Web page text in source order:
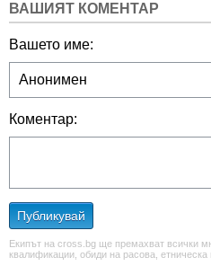
ВАШИЯТ КОМЕНТАР
Вашето име:
Коментар:
Публикувай
Екипът на cross.bg ще премахват всички
квалификации, обиди на расова, етническа